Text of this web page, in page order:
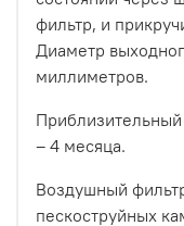
фильтр, и
Диаметр
миллиметров.
– 4 месяца.
Воздушный
пескоструйных